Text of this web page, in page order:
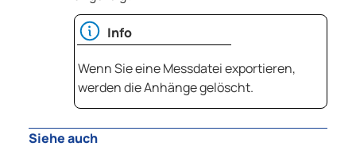
Info
Wenn Sie eine Messdatei exportieren,
werden die Anhänge gelöscht.
Siehe auch